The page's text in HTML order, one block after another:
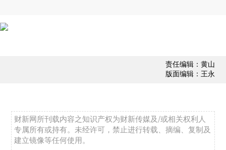
责任编辑：黄山
版面编辑：王永
财新网所刊载内容之知识产权为财新传媒及/或相关权利人
专属所有或持有。未经许可，禁止进行转载、摘编、复制及
建立镜像等任何使用。